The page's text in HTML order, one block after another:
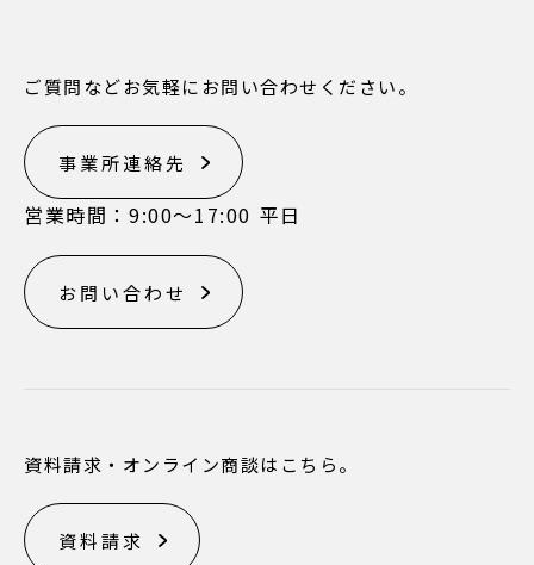
ご質問などお気軽にお問い合わせください。
事業所連絡先
営業時間：9:00〜17:00 平日
お問い合わせ
資料請求・オンライン商談はこちら。
資料請求